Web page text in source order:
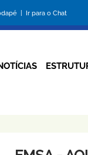
| Ir para o Chat